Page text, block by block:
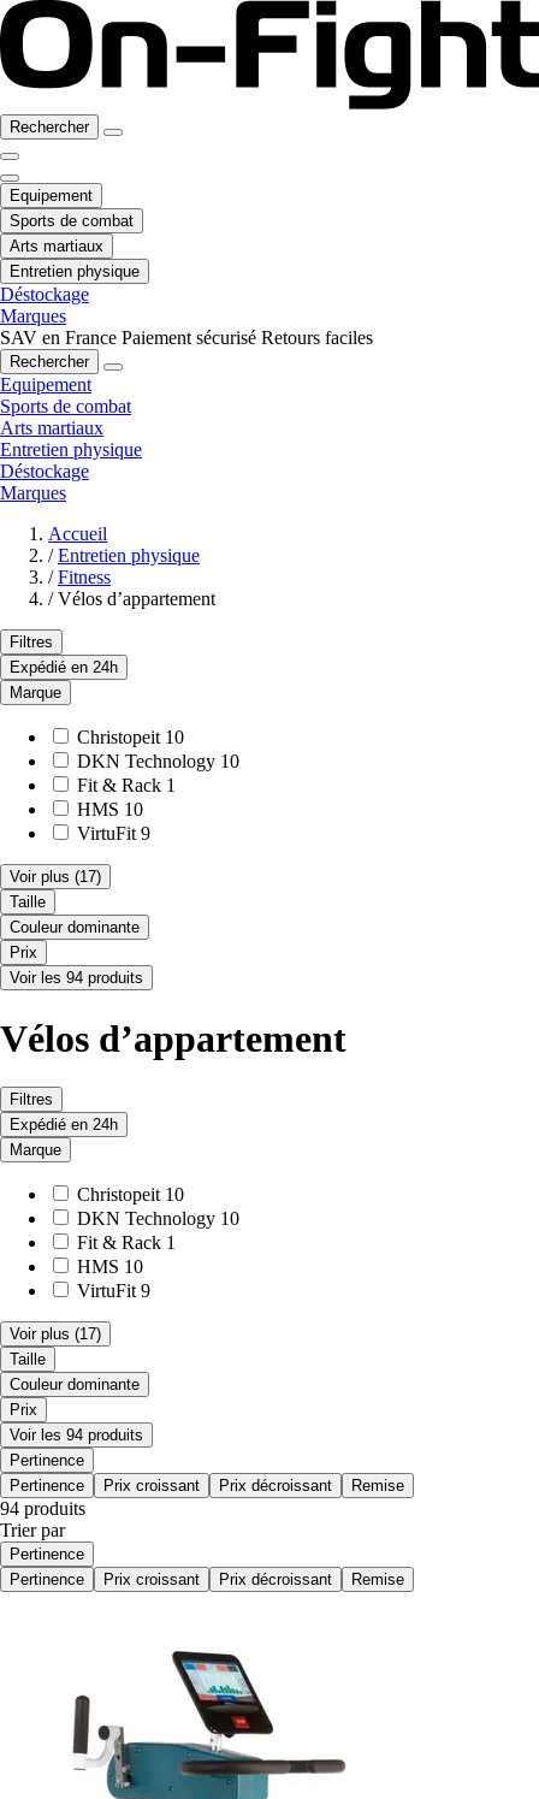
Rechercher
Equipement
Sports de combat
Arts martiaux
Entretien physique
Déstockage
Marques
SAV en France Paiement sécurisé Retours faciles
Rechercher
Equipement
Sports de combat
Arts martiaux
Entretien physique
Déstockage
Marques
Accueil
/ Entretien physique
/ Fitness
/ Vélos d’appartement
Filtres
Expédié en 24h
Marque
Christopeit 10
DKN Technology 10
Fit & Rack 1
HMS 10
VirtuFit 9
Voir plus (17)
Taille
Couleur dominante
Prix
Voir les 94 produits
Vélos d’appartement
Filtres
Expédié en 24h
Marque
Christopeit 10
DKN Technology 10
Fit & Rack 1
HMS 10
VirtuFit 9
Voir plus (17)
Taille
Couleur dominante
Prix
Voir les 94 produits
Pertinence
Pertinence
Prix croissant Prix décroissant Remise
94 produits
Trier par
Pertinence
Pertinence
Prix croissant Prix décroissant Remise